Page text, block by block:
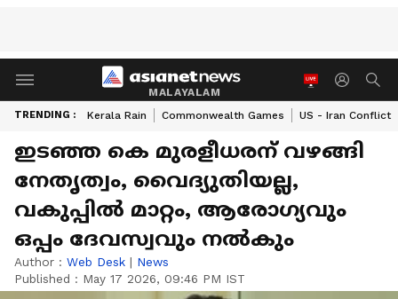
MALAYALAM
TRENDING : Kerala Rain Commonwealth Games US - Iran Conflict
ഇടഞ്ഞ കെ മുരളീധരന് വഴങ്ങി
നേതൃത്വം, വൈദ്യുതിയല്ല,
വകുപ്പിൽ മാറ്റം, ആരോഗ്യവും
ഒപ്പം ദേവസ്വവും നൽകും
Author : Web Desk | News
Published : May 17 2026, 09:46 PM IST